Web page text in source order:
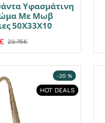
Υφασμάτινη
Με Μωβ
50X33X10
23.75€
HOT DEALS
-20 %